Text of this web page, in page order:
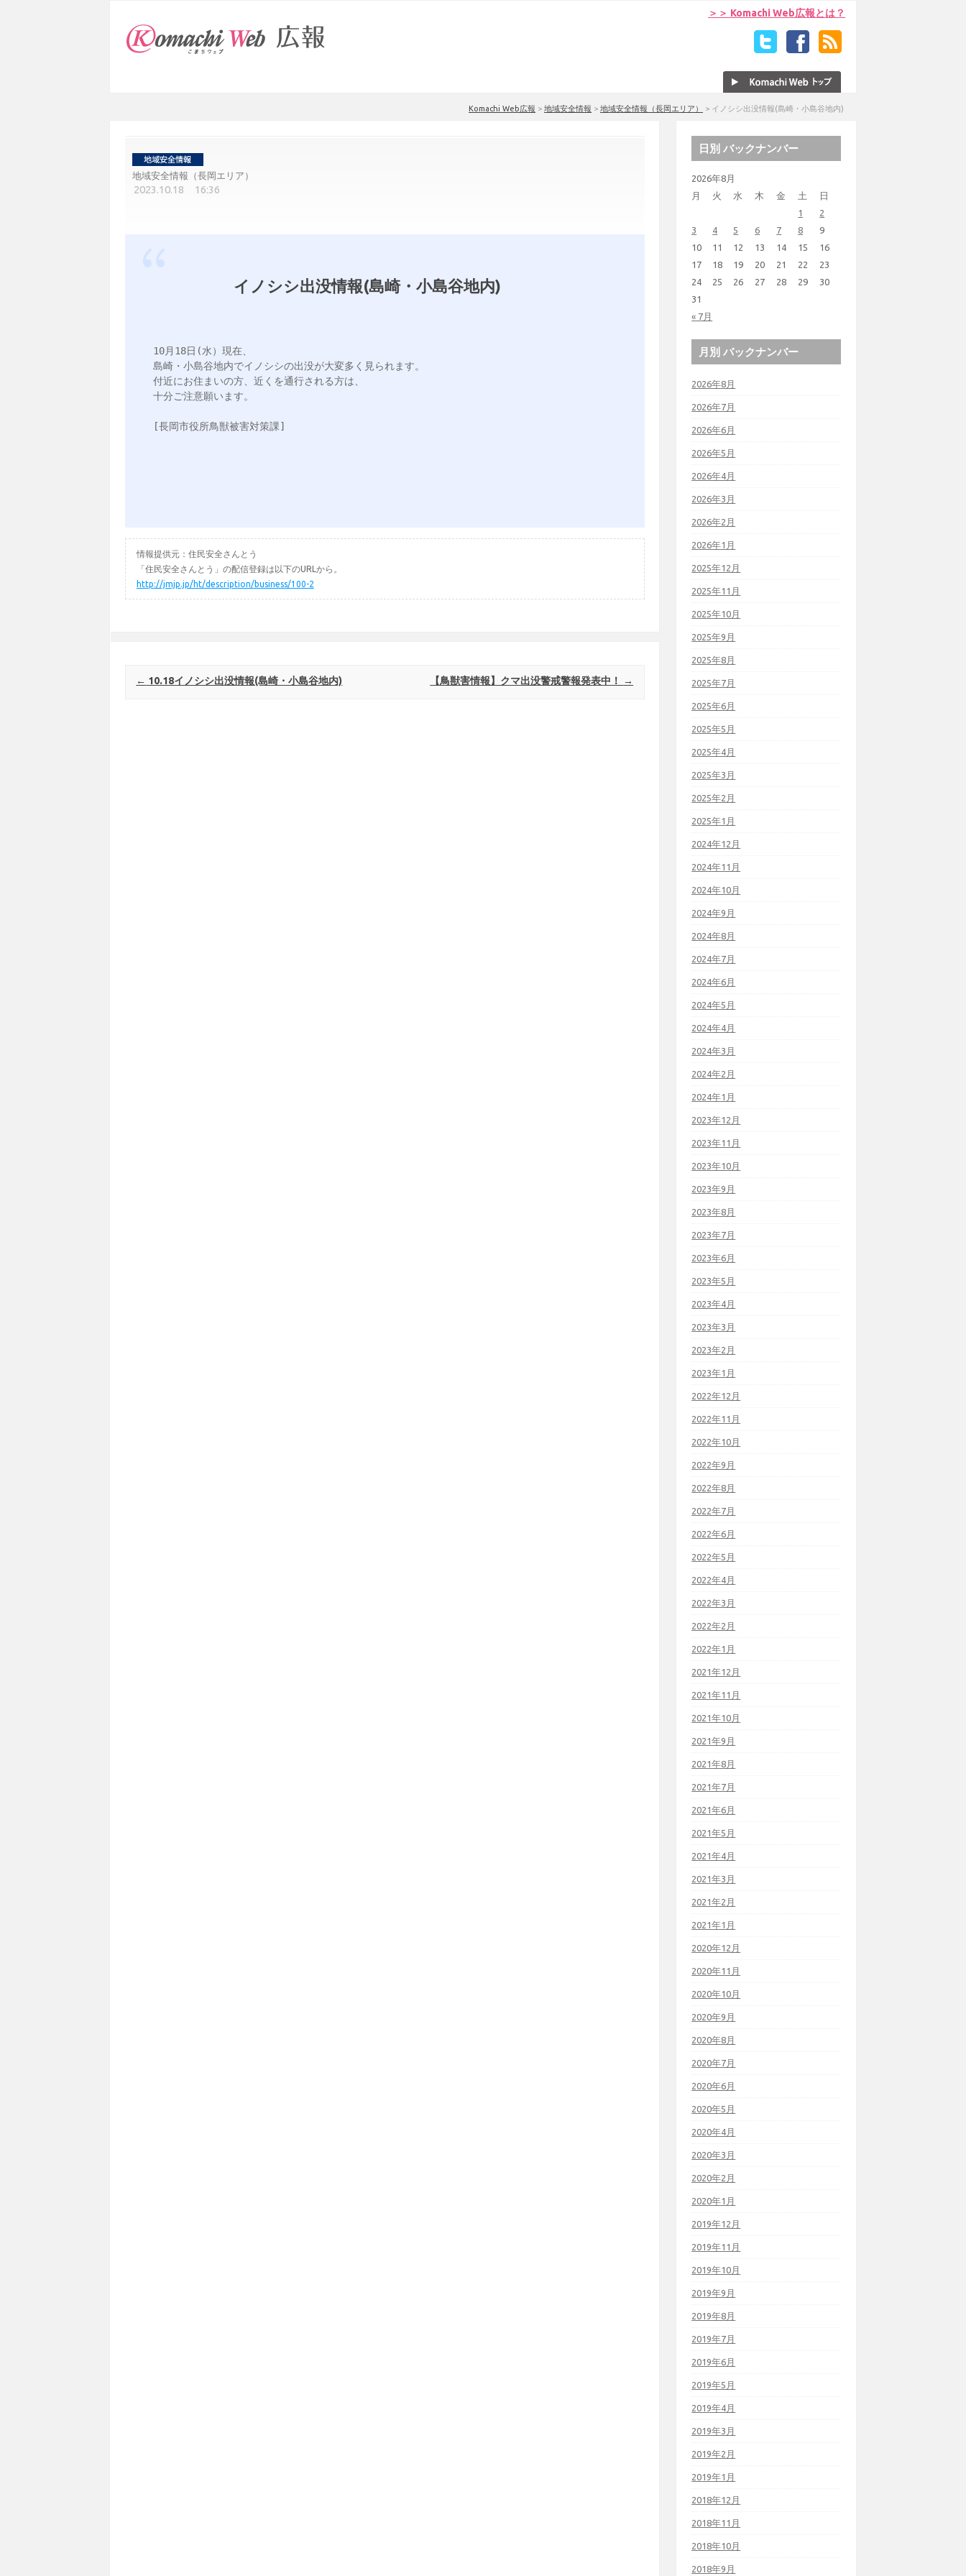
＞＞ Komachi Web広報とは？
Komachi Web広報 > 地域安全情報 > 地域安全情報（長岡エリア） > イノシシ出没情報(島崎・小島谷地内)
地域安全情報（長岡エリア）
2023.10.18 16:36
イノシシ出没情報(島崎・小島谷地内)
10月18日(水）現在、
島崎・小島谷地内でイノシシの出没が大変多く見られます。
付近にお住まいの方、近くを通行される方は、
十分ご注意願います。
[長岡市役所鳥獣被害対策課]
情報提供元：住民安全さんとう
「住民安全さんとう」の配信登録は以下のURLから。
http://jmjp.jp/ht/description/business/100-2
Post navigation
← 10.18イノシシ出没情報(島崎・小島谷地内) 【鳥獣害情報】クマ出没警戒警報発表中！ →
日別 バックナンバー
2026年8月
月
火 水 木 金 土 日
« 7月
1
2
3
4 5 6 7 8
9
10
11 12 13 14 15
16
17
18 19 20 21 22
23
24
25 26 27 28 29
30
31
月別 バックナンバー
2026年8月
2026年7月
2026年6月
2026年5月
2026年4月
2026年3月
2026年2月
2026年1月
2025年12月
2025年11月
2025年10月
2025年9月
2025年8月
2025年7月
2025年6月
2025年5月
2025年4月
2025年3月
2025年2月
2025年1月
2024年12月
2024年11月
2024年10月
2024年9月
2024年8月
2024年7月
2024年6月
2024年5月
2024年4月
2024年3月
2024年2月
2024年1月
2023年12月
2023年11月
2023年10月
2023年9月
2023年8月
2023年7月
2023年6月
2023年5月
2023年4月
2023年3月
2023年2月
2023年1月
2022年12月
2022年11月
2022年10月
2022年9月
2022年8月
2022年7月
2022年6月
2022年5月
2022年4月
2022年3月
2022年2月
2022年1月
2021年12月
2021年11月
2021年10月
2021年9月
2021年8月
2021年7月
2021年6月
2021年5月
2021年4月
2021年3月
2021年2月
2021年1月
2020年12月
2020年11月
2020年10月
2020年9月
2020年8月
2020年7月
2020年6月
2020年5月
2020年4月
2020年3月
2020年2月
2020年1月
2019年12月
2019年11月
2019年10月
2019年9月
2019年8月
2019年7月
2019年6月
2019年5月
2019年4月
2019年3月
2019年2月
2019年1月
2018年12月
2018年11月
2018年10月
2018年9月